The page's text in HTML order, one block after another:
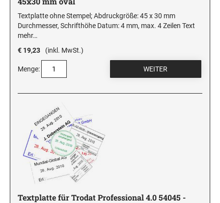
Textplatte ohne Stempel; Abdruckgröße: 45 x 30 mm
Durchmesser, Schrifthöhe Datum: 4 mm, max. 4 Zeilen Text
mehr…
€ 19,23
(inkl. MwSt.)
Menge:
Textplatte für Trodat Professional 4.0 54045 -